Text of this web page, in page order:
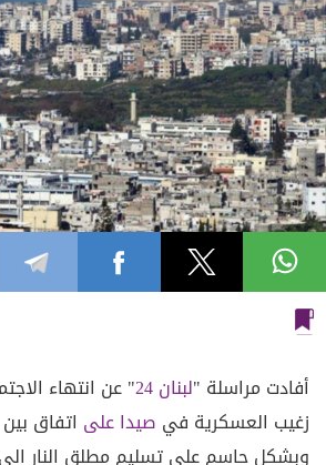
أفادت مراسلة "لبنان 24
" عن انتهاء
زغيب العسكرية في صيدا على اتفاق
وبشكل حاسم على تسليم مطلق النار